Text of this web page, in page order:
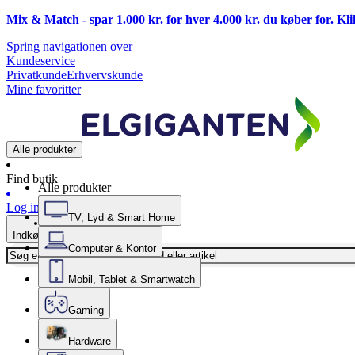
Mix & Match - spar 1.000 kr. for hver 4.000 kr. du køber for.
Spring navigationen over
Kundeservice
PrivatkundeErhvervskunde
Mine favoritter
Alle produkter
Find butik
Log ind
Indkøbskurv
Alle produkter
TV, Lyd & Smart Home
Computer & Kontor
Mobil, Tablet & Smartwatch
Gaming
Hardware